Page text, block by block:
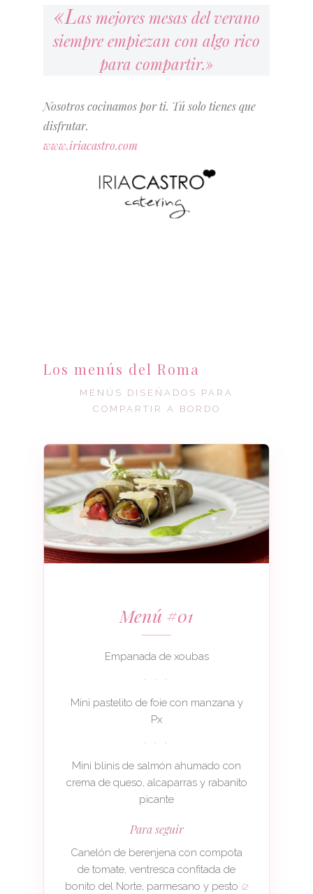
«Las mejores mesas del verano
siempre empiezan con algo rico
para compartir.»
Nosotros cocinamos por ti. Tú solo tienes que
disfrutar.
www.iriacastro.com
Los menús del Roma
MENÚS DISEÑADOS PARA
COMPARTIR A BORDO
Menú #01
Empanada de xoubas
· · ·
Mini pastelito de foie con manzana y
Px
· · ·
Mini blinis de salmón ahumado con
crema de queso, alcaparras y rabanito
picante
Para seguir
Canelón de berenjena con compota
de tomate, ventresca confitada de
bonito del Norte, parmesano y pesto (2